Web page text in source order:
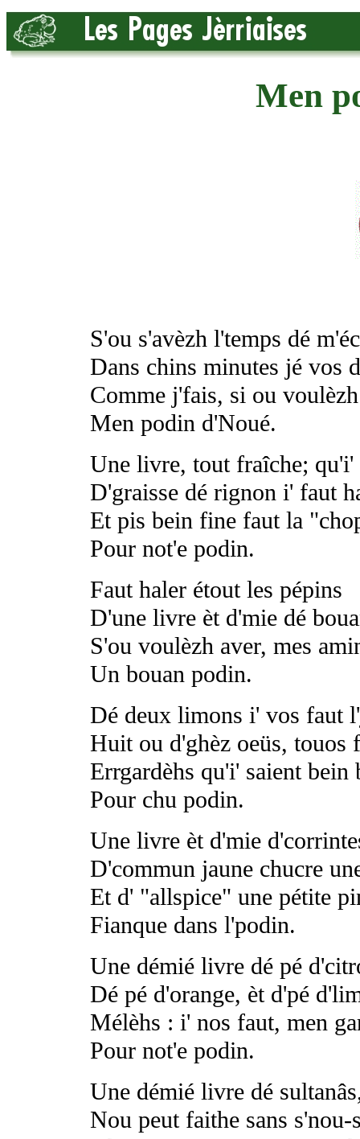
Men
S'ou s'avèzh l'temps dé
Dans chins minutes jé vos
Comme j'fais, si ou
Men podin d'Noué.
Une livre, tout fraîche; qu'i'
D'graisse dé rignon i' faut
Et pis bein fine faut la
Pour not'e podin.
Faut haler étout les pépins
D'une livre èt d'mie dé
S'ou voulèzh aver, mes
Un bouan podin.
Dé deux limons i' vos faut
Huit ou d'ghèz oeüs, touos
Errgardèhs qu'i' saient bein
Pour chu podin.
Une livre èt d'mie
D'commun jaune chucre
Et d' "allspice" une pétite
Fianque dans l'podin.
Une démié livre dé pé
Dé pé d'orange, èt d'pé
Mélèhs : i' nos faut, men
Pour not'e podin.
Une démié livre dé
Nou peut faithe sans s'nou-